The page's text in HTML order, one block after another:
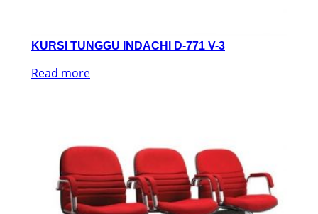
KURSI TUNGGU INDACHI D-771 V-3
Read more